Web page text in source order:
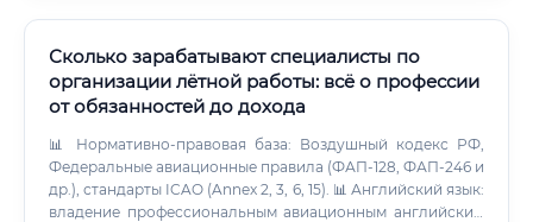
Сколько зарабатывают специалисты по
организации лётной работы: всё о профессии
от обязанностей до дохода
📊 Нормативно-правовая база: Воздушный кодекс РФ,
Федеральные авиационные правила (ФАП-128, ФАП-246 и
др.), стандарты ICAO (Annex 2, 3, 6, 15). 📊 Английский язык:
владение профессиональным авиационным английским